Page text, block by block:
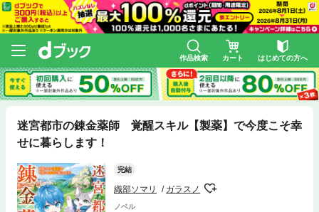
作品検索 カート はじめての方へ
迷宮都市の錬金薬師 覚醒スキル【製薬】で今度こそ幸
せに暮らします！
完結
織部ソマリ ガラスノ
ノベル